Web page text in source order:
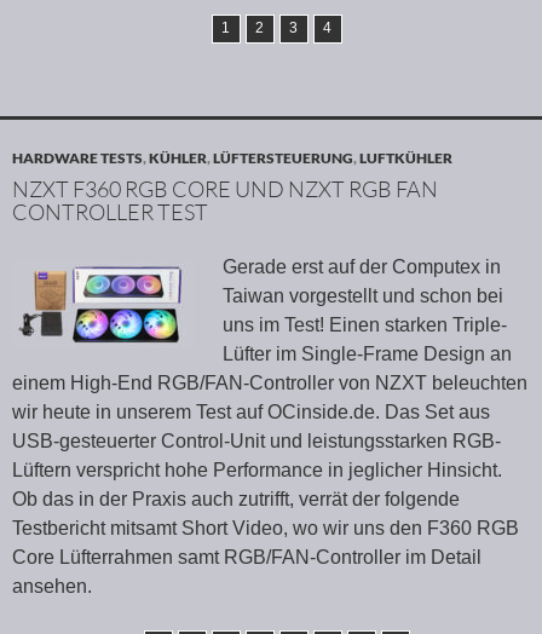
1 2 3 4
HARDWARE TESTS,KÜHLER,LÜFTERSTEUERUNG,LUFTKÜHLER
NZXT F360 RGB CORE UND NZXT RGB FAN
CONTROLLER TEST
Gerade erst auf der Computex in
Taiwan vorgestellt und schon bei
uns im Test! Einen starken Triple-
Lüfter im Single-Frame Design an
einem High-End RGB/FAN-Controller von NZXT beleuchten
wir heute in unserem Test auf OCinside.de. Das Set aus
USB-gesteuerter Control-Unit und leistungsstarken RGB-
Lüftern verspricht hohe Performance in jeglicher Hinsicht.
Ob das in der Praxis auch zutrifft, verrät der folgende
Testbericht mitsamt Short Video, wo wir uns den F360 RGB
Core Lüfterrahmen samt RGB/FAN-Controller im Detail
ansehen.